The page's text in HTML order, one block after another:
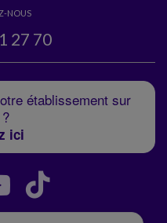
NOUS
27 70
établissement sur
ici